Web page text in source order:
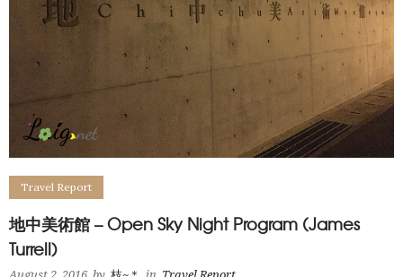
Travel Report
地中美術館 – Open Sky Night Program (James
Turrell)